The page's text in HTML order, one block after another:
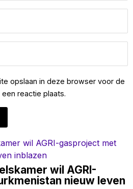
opslaan in deze browser voor de
reactie plaats.
wil AGRI-
nieuw leven